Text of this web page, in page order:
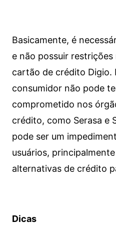
Basicamente, é
e não possuir
cartão de crédito Digio.
consumidor não pode
comprometido nos
crédito, como Serasa e
pode ser um
usuários,
alternativas de crédito
Dicas